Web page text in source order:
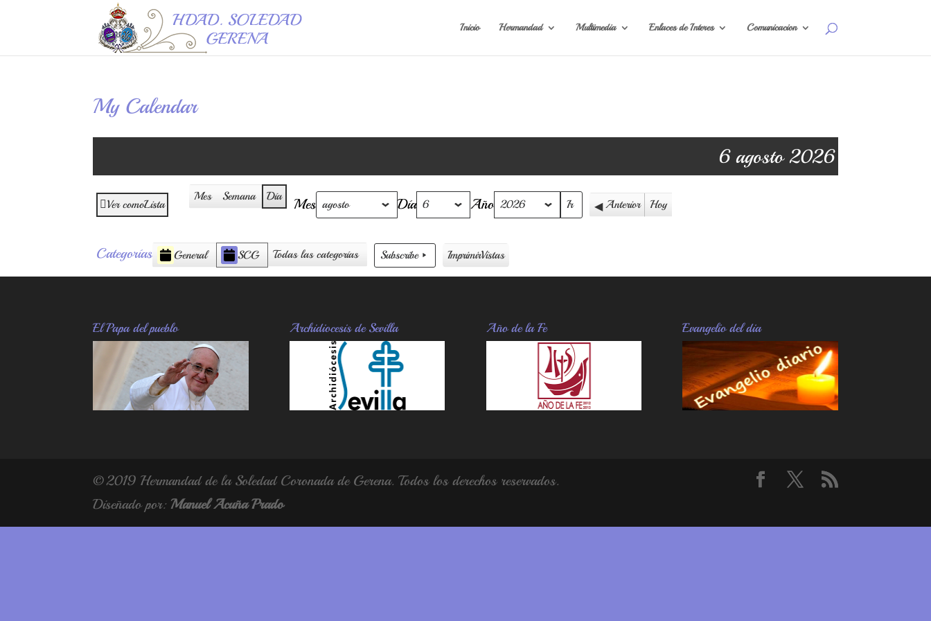
Inicio Hermandad Multimedia Enlaces de Interes Comunicacion
My Calendar
6 agosto 2026
Ver comoLista
Mes Semana Día Mes Día Año Anterior Hoy
Categorías General SCG Todas las categorías Subscribe ImprimirVistas
El Papa del pueblo Archidiocesis de Sevilla Año de la Fe Evangelio del dia
© 2019 Hermandad de la Soledad Coronada de Gerena. Todos los derechos reservados.
Diseñado por: Manuel Acuña Prado